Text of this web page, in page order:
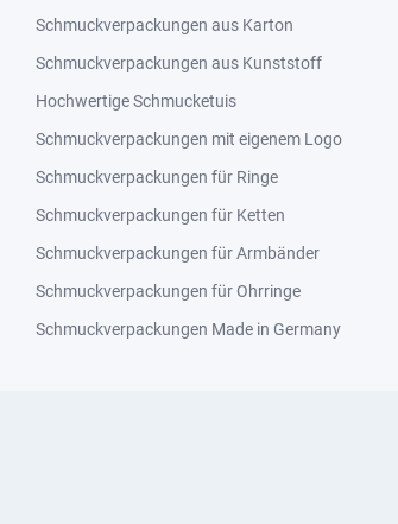
Schmuckverpackungen aus Karton
Schmuckverpackungen aus Kunststoff
Hochwertige Schmucketuis
Schmuckverpackungen mit eigenem Logo
Schmuckverpackungen für Ringe
Schmuckverpackungen für Ketten
Schmuckverpackungen für Armbänder
Schmuckverpackungen für Ohrringe
Schmuckverpackungen Made in Germany